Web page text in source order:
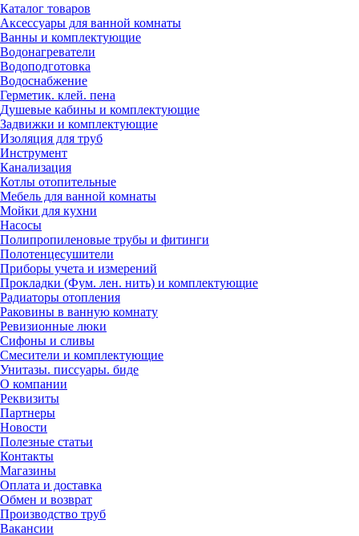
Каталог товаров
Аксессуары для ванной комнаты
Ванны и комплектующие
Водонагреватели
Водоподготовка
Водоснабжение
Герметик. клей. пена
Душевые кабины и комплектующие
Задвижки и комплектующие
Изоляция для труб
Инструмент
Канализация
Котлы отопительные
Мебель для ванной комнаты
Мойки для кухни
Насосы
Полипропиленовые трубы и фитинги
Полотенцесушители
Приборы учета и измерений
Прокладки (Фум. лен. нить) и комплектующие
Радиаторы отопления
Раковины в ванную комнату
Ревизионные люки
Сифоны и сливы
Смесители и комплектующие
Унитазы. писсуары. биде
О компании
Реквизиты
Партнеры
Новости
Полезные статьи
Контакты
Магазины
Оплата и доставка
Обмен и возврат
Производство труб
Вакансии